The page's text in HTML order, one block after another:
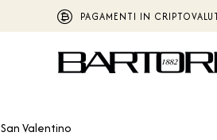
PAGAMENTI IN
San Valentino